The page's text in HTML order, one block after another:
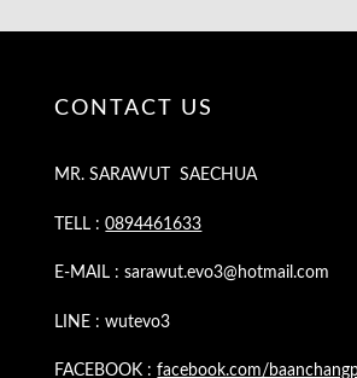
CONTACT US
MR. SARAWUT SAECHUA
TELL :0894461633
E-MAIL : sarawut.evo3@hotmail.com
LINE : wutevo3
FACEBOOK :facebook.com/